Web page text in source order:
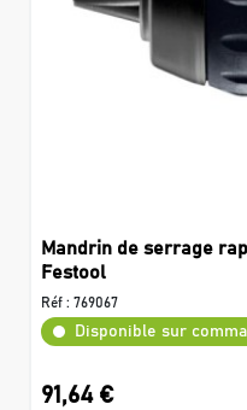
Mandrin de serrage
Festool
Réf : 769067
Disponible sur
91,64 €